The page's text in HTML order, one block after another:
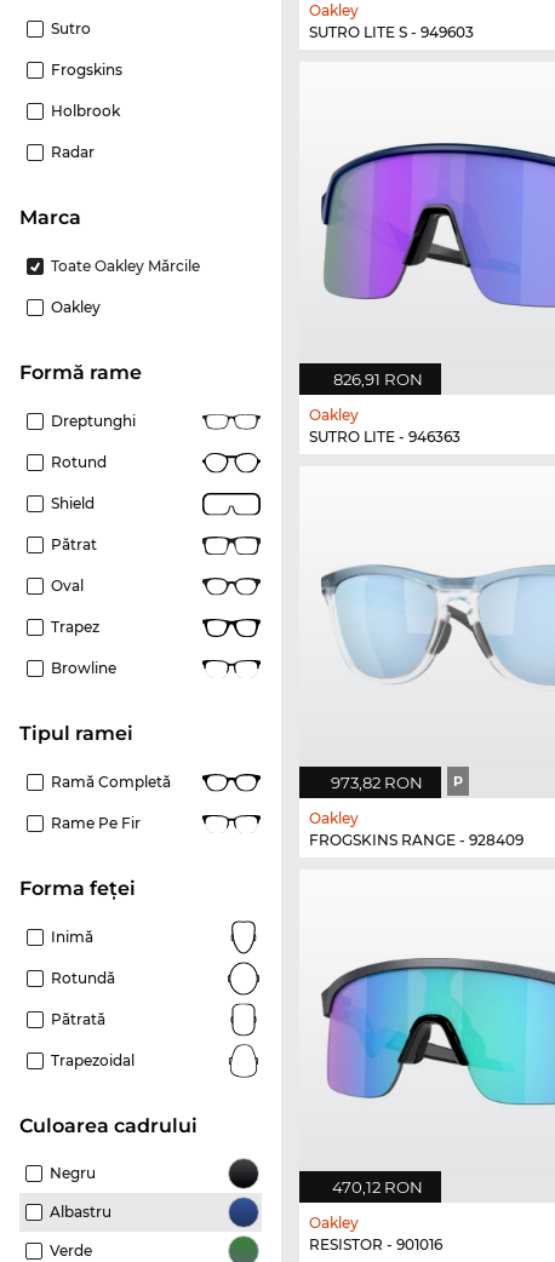
Sutro
Frogskins
Holbrook
Radar
marca
Toate Oakley Mărcile
Oakley
Formă rame
Dreptunghi
Rotund
Shield
Pătrat
Oval
Trapez
Browline
Tipul ramei
Ramă Completă
Rame Pe Fir
Forma feței
Inimă
Rotundă
Pătrată
Trapezoidal
Culoarea cadrului
Negru
Albastru
Verde
Oakley
SUTRO LITE S - 949603
826,91 RON
Oakley
SUTRO LITE - 946363
973,82 RON P
Oakley
FROGSKINS RANGE - 928409
470,12 RON
Oakley
RESISTOR - 901016